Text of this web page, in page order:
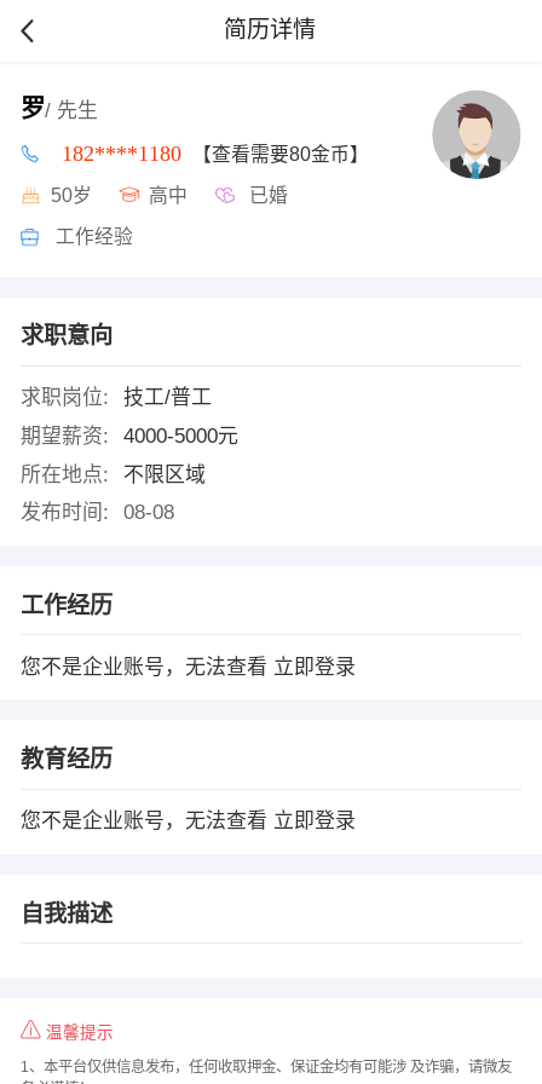
简历详情
罗/ 先生
182****1180 【查看需要80金币】
50岁 高中 已婚
工作经验
求职意向
求职岗位:
技工/普工
期望薪资:
4000-5000元
所在地点:
不限区域
发布时间:
08-08
工作经历
您不是企业账号，无法查看 立即登录
教育经历
您不是企业账号，无法查看 立即登录
自我描述
温馨提示
1、本平台仅供信息发布，任何收取押金、保证金均有可能涉 及诈骗，请微友